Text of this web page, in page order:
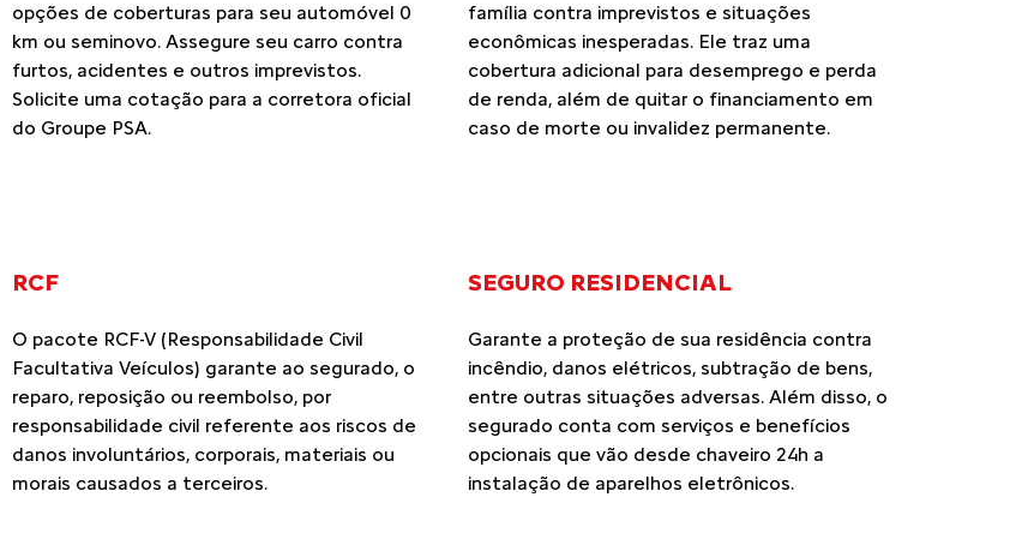
opções de coberturas para seu automóvel 0
km ou seminovo. Assegure seu carro contra
furtos, acidentes e outros imprevistos.
Solicite uma cotação para a corretora oficial
do Groupe PSA.
família contra imprevistos e situações
econômicas inesperadas. Ele traz uma
cobertura adicional para desemprego e perda
de renda, além de quitar o financiamento em
caso de morte ou invalidez permanente.
RCF
O pacote RCF-V (Responsabilidade Civil
Facultativa Veículos) garante ao segurado, o
reparo, reposição ou reembolso, por
responsabilidade civil referente aos riscos de
danos involuntários, corporais, materiais ou
morais causados a terceiros.
SEGURO RESIDENCIAL
Garante a proteção de sua residência contra
incêndio, danos elétricos, subtração de bens,
entre outras situações adversas. Além disso, o
segurado conta com serviços e benefícios
opcionais que vão desde chaveiro 24h a
instalação de aparelhos eletrônicos.